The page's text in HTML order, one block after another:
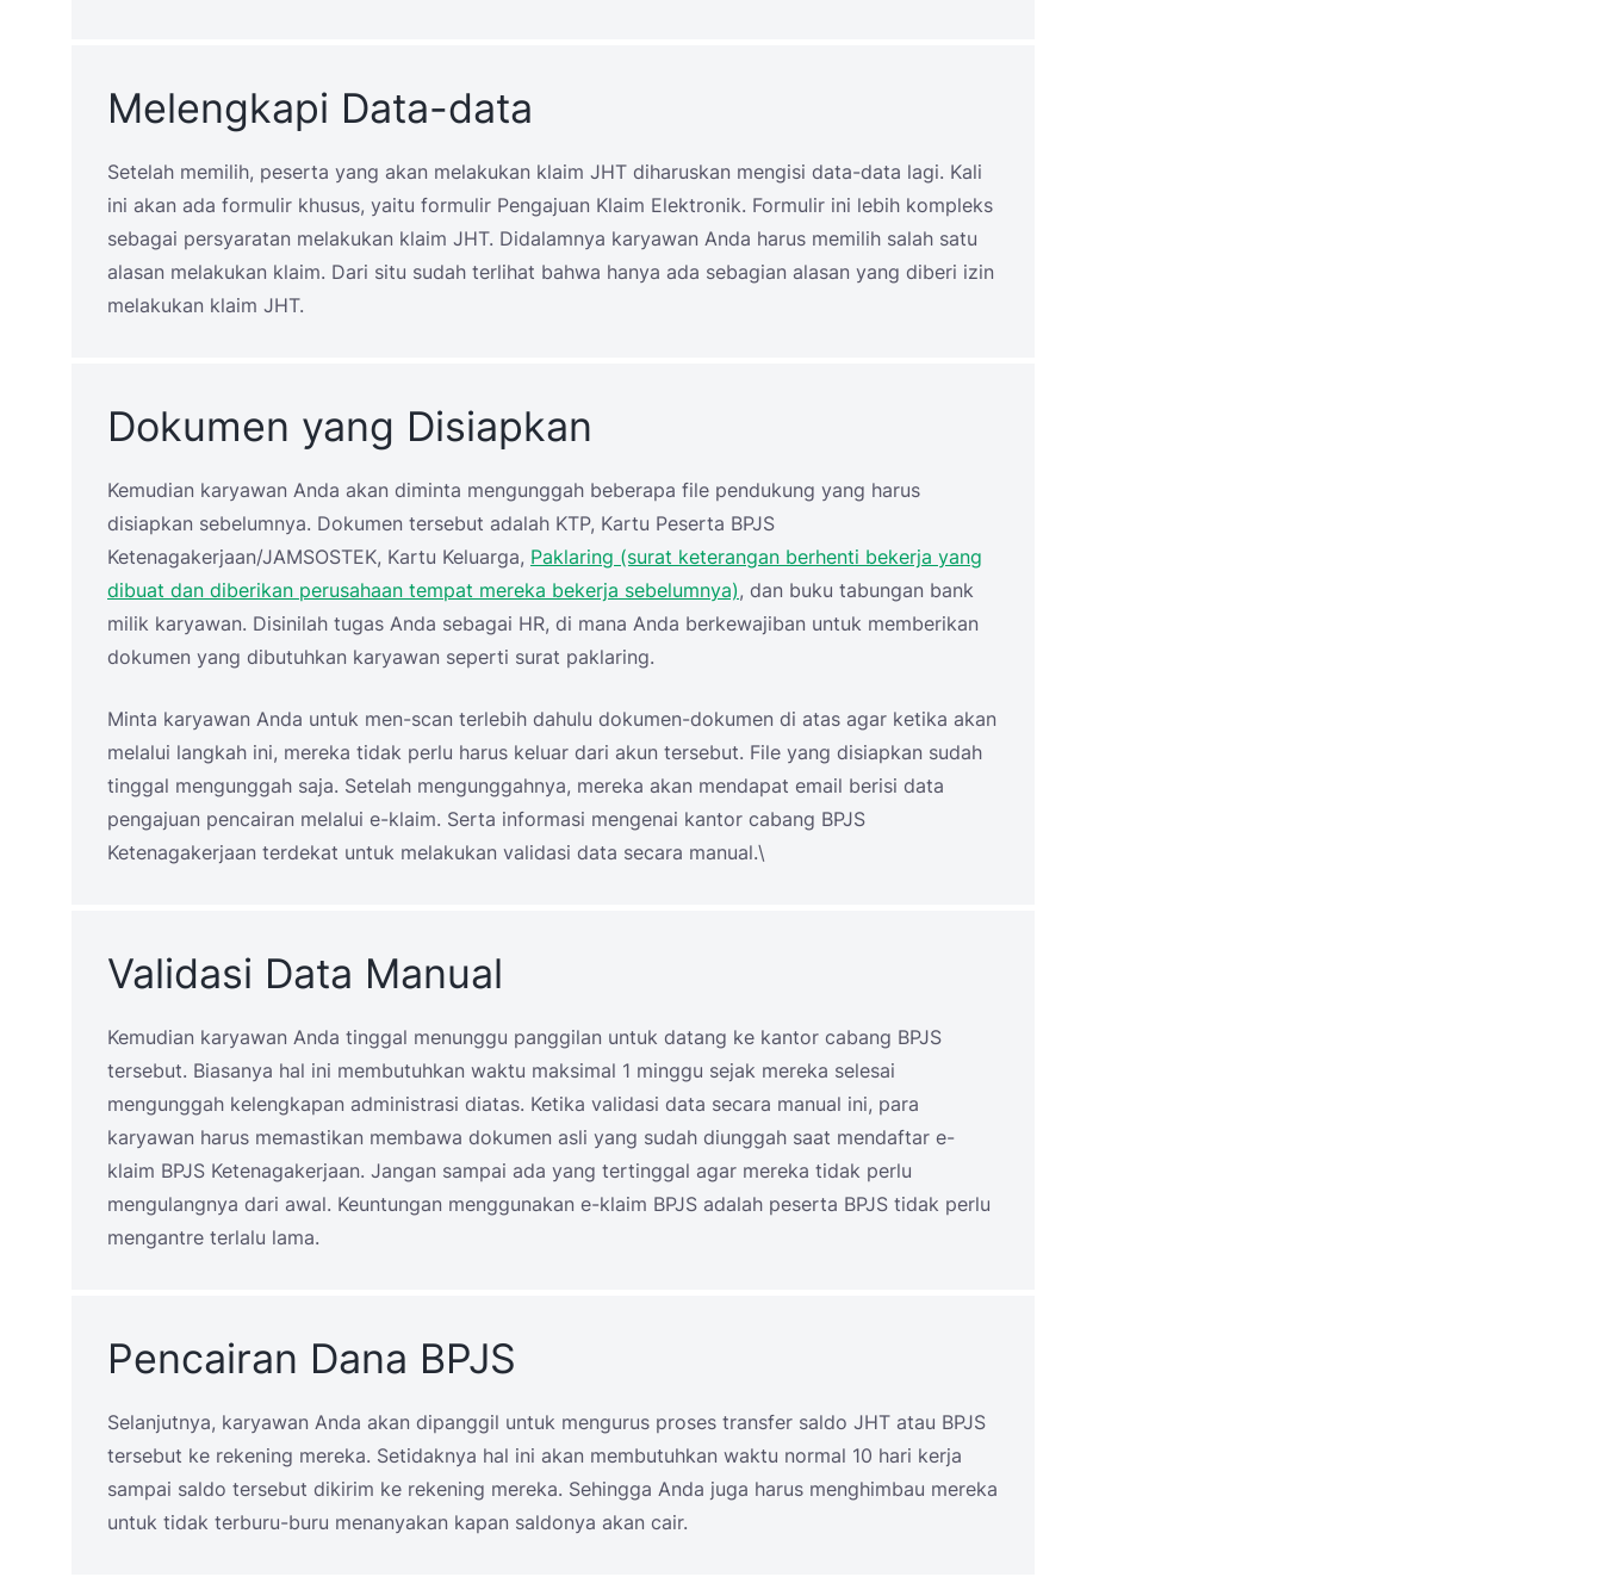
Melengkapi Data-data
Setelah memilih, peserta yang akan melakukan klaim JHT diharuskan mengisi data-data lagi. Kali
ini akan ada formulir khusus, yaitu formulir Pengajuan Klaim Elektronik. Formulir ini lebih kompleks
sebagai persyaratan melakukan klaim JHT. Didalamnya karyawan Anda harus memilih salah satu
alasan melakukan klaim. Dari situ sudah terlihat bahwa hanya ada sebagian alasan yang diberi izin
melakukan klaim JHT.
Dokumen yang Disiapkan
Kemudian karyawan Anda akan diminta mengunggah beberapa file pendukung yang harus
disiapkan sebelumnya. Dokumen tersebut adalah KTP, Kartu Peserta BPJS
Ketenagakerjaan/JAMSOSTEK, Kartu Keluarga, Paklaring (surat keterangan berhenti bekerja yang
dibuat dan diberikan perusahaan tempat mereka bekerja sebelumnya), dan buku tabungan bank
milik karyawan. Disinilah tugas Anda sebagai HR, di mana Anda berkewajiban untuk memberikan
dokumen yang dibutuhkan karyawan seperti surat paklaring.
Minta karyawan Anda untuk men-scan terlebih dahulu dokumen-dokumen di atas agar ketika akan
melalui langkah ini, mereka tidak perlu harus keluar dari akun tersebut. File yang disiapkan sudah
tinggal mengunggah saja. Setelah mengunggahnya, mereka akan mendapat email berisi data
pengajuan pencairan melalui e-klaim. Serta informasi mengenai kantor cabang BPJS
Ketenagakerjaan terdekat untuk melakukan validasi data secara manual.\
Validasi Data Manual
Kemudian karyawan Anda tinggal menunggu panggilan untuk datang ke kantor cabang BPJS
tersebut. Biasanya hal ini membutuhkan waktu maksimal 1 minggu sejak mereka selesai
mengunggah kelengkapan administrasi diatas. Ketika validasi data secara manual ini, para
karyawan harus memastikan membawa dokumen asli yang sudah diunggah saat mendaftar e-
klaim BPJS Ketenagakerjaan. Jangan sampai ada yang tertinggal agar mereka tidak perlu
mengulangnya dari awal. Keuntungan menggunakan e-klaim BPJS adalah peserta BPJS tidak perlu
mengantre terlalu lama.
Pencairan Dana BPJS
Selanjutnya, karyawan Anda akan dipanggil untuk mengurus proses transfer saldo JHT atau BPJS
tersebut ke rekening mereka. Setidaknya hal ini akan membutuhkan waktu normal 10 hari kerja
sampai saldo tersebut dikirim ke rekening mereka. Sehingga Anda juga harus menghimbau mereka
untuk tidak terburu-buru menanyakan kapan saldonya akan cair.